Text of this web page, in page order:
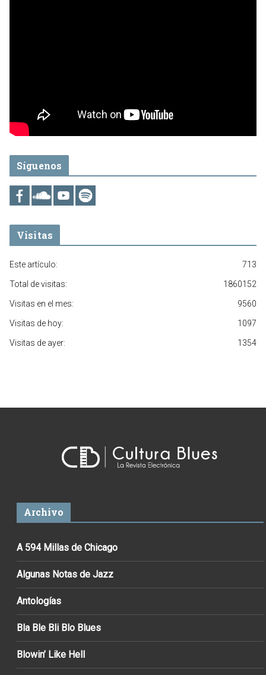
Síguenos
Visitas
713
Este artículo:
1860152
Total de visitas:
9560
Visitas en el mes:
1097
Visitas de hoy:
1354
Visitas de ayer:
Archivo
A 594 Millas de Chicago
Algunas Notas de Jazz
Antologías
Bla Ble Bli Blo Blues
Blowin’ Like Hell